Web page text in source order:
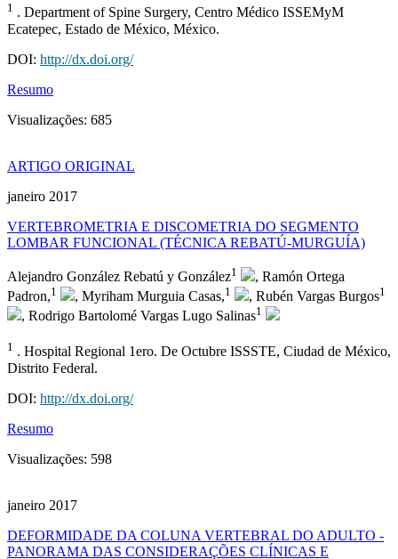
1 . Department of Spine Surgery, Centro Médico ISSEMyM
Ecatepec, Estado de México, México.
DOI: http://dx.doi.org/
Resumo
Visualizações: 685
ARTIGO ORIGINAL
janeiro 2017
VERTEBROMETRIA E DISCOMETRIA DO SEGMENTO
LOMBAR FUNCIONAL (TÉCNICA REBATÚ-MURGUÍA)
Alejandro González Rebatú y González1
, Ramón Ortega
Padron,1 , Myriham Murguia Casas,1 , Rubén Vargas Burgos1
, Rodrigo Bartolomé Vargas Lugo Salinas1
1 . Hospital Regional 1ero. De Octubre ISSSTE, Ciudad de México,
Distrito Federal.
DOI: http://dx.doi.org/
Resumo
Visualizações: 598
janeiro 2017
DEFORMIDADE DA COLUNA VERTEBRAL DO ADULTO -
PANORAMA DAS CONSIDERAÇÕES CLÍNICAS E